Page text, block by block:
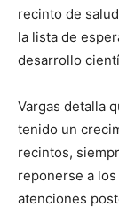
recinto de
la lista de
desarrollo
Vargas detalla
tenido un
recintos,
reponerse a
atenciones